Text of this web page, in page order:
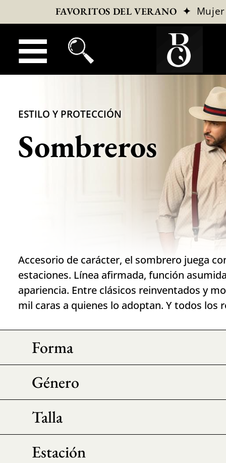
FAVORITOS DEL VERANO ✦ Mujer
ESTILO Y PROTECCIÓN
Sombreros
Accesorio de carácter, el sombrero juega
estaciones. Línea afirmada, función
apariencia. Entre clásicos reinventados y
mil caras a quienes lo adoptan. Y todos los
Forma
Género
Talla
Estación